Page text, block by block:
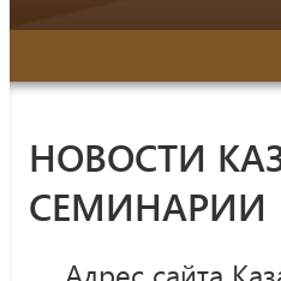
НОВОСТИ
СЕМИНАРИИ
Адрес сайта